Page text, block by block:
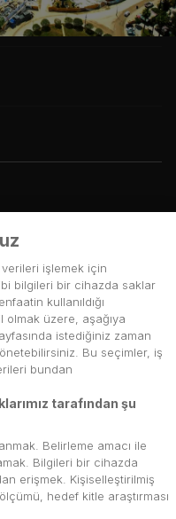
verileri işlemek için
bilgileri bir cihazda saklar
kullanıldığı
olmak üzere, aşağıya
istediğiniz zaman
Bu seçimler, iş
bundan
tarafından şu
Belirleme amacı ile
Bilgileri bir cihazda
erişmek. Kişiselleştirilmiş
hedef kitle araştırması